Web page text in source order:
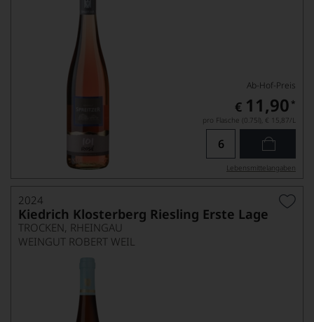
Ab-Hof-Preis
€ 11,90 *
pro Flasche (0.75l), € 15,87/L
Lebensmittel­angaben
2024
Kiedrich Klosterberg Riesling Erste Lage
TROCKEN, RHEINGAU
WEINGUT ROBERT WEIL